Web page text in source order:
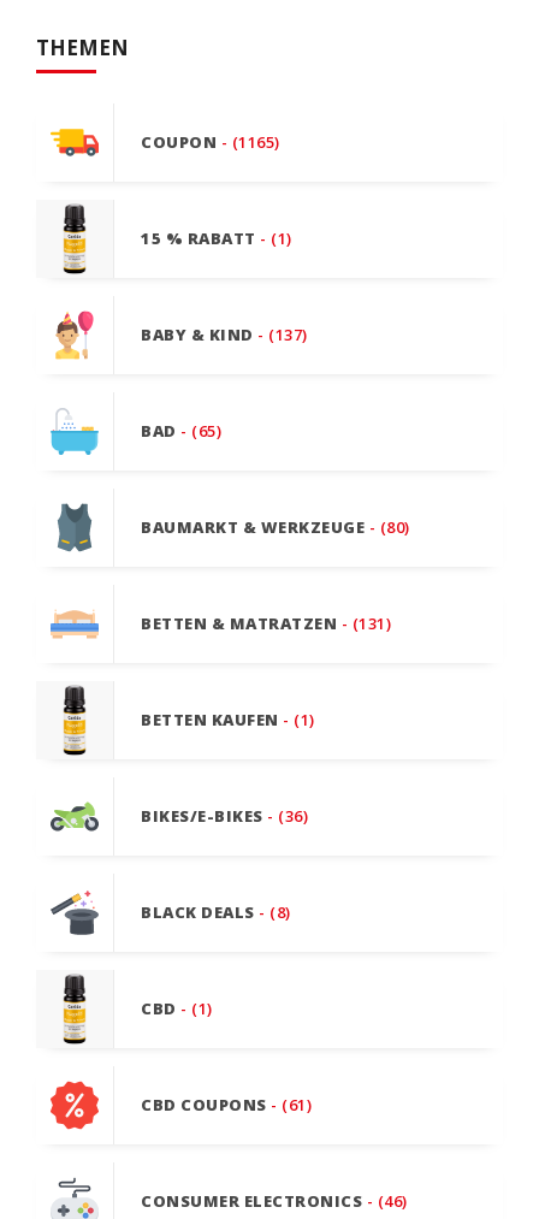
THEMEN
COUPON - (1165)
15 % RABATT - (1)
BABY & KIND - (137)
BAD - (65)
BAUMARKT & WERKZEUGE - (80)
BETTEN & MATRATZEN - (131)
BETTEN KAUFEN - (1)
BIKES/E-BIKES - (36)
BLACK DEALS - (8)
CBD - (1)
CBD COUPONS - (61)
CONSUMER ELECTRONICS - (46)